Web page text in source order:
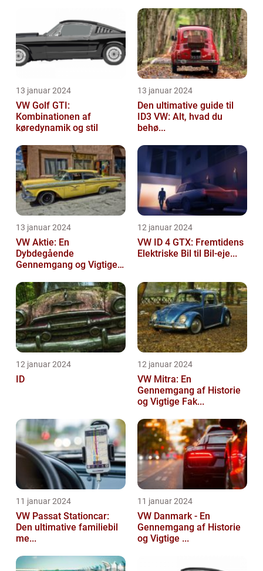
13 januar 2024
VW Golf GTI:
Kombinationen af
køredynamik og stil
13 januar 2024
Den ultimative guide til
ID3 VW: Alt, hvad du
behø...
13 januar 2024
VW Aktie: En
Dybdegående
Gennemgang og Vigtige
12 januar 2024
VW ID 4 GTX: Fremtidens
Elektriske Bil til Bil-eje...
12 januar 2024
ID
12 januar 2024
VW Mitra: En
Gennemgang af Historie
og Vigtige Fak...
11 januar 2024
VW Passat Stationcar:
Den ultimative familiebil
me...
11 januar 2024
VW Danmark - En
Gennemgang af Historie
og Vigtige ...